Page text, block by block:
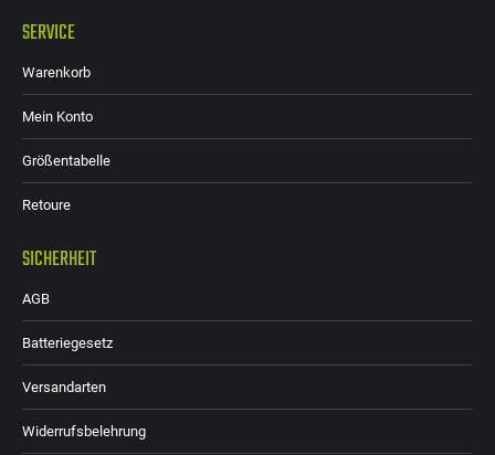
SERVICE
Warenkorb
Mein Konto
Größentabelle
Retoure
SICHERHEIT
AGB
Batteriegesetz
Versandarten
Widerrufsbelehrung